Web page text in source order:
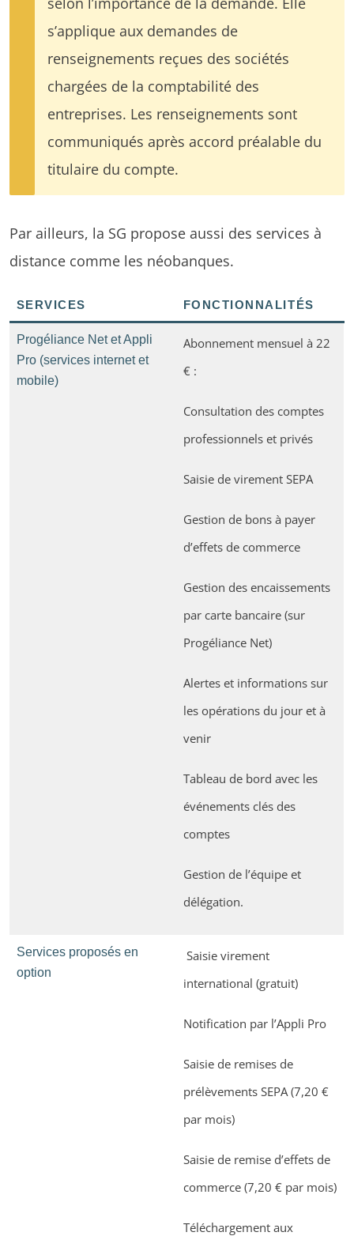
s’applique aux demandes de
renseignements reçues des sociétés
chargées de la comptabilité des
entreprises. Les renseignements sont
communiqués après accord préalable du
titulaire du compte.
Par ailleurs, la SG propose aussi des services à
distance comme les néobanques.
SERVICES FONCTIONNALITÉS
Progéliance Net et Appli
Pro (services internet et
mobile)
Abonnement mensuel à 22
€ :
Consultation des comptes
professionnels et privés
Saisie de virement SEPA
Gestion de bons à payer
d’effets de commerce
Gestion des encaissements
par carte bancaire (sur
Progéliance Net)
Alertes et informations sur
les opérations du jour et à
venir
Tableau de bord avec les
événements clés des
comptes
Gestion de l’équipe et
délégation.
Services proposés en
option
Saisie virement
international (gratuit)
Notification par l’Appli Pro
Saisie de remises de
prélèvements SEPA (7,20 €
par mois)
Saisie de remise d’effets de
commerce (7,20 € par mois)
Téléchargement aux